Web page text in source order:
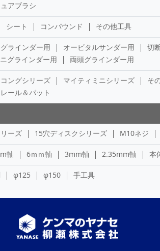
アブラシ
シート コンパウンド その他工具
ラインダー用 オービタルサンダー用 切
グラインダー用
両頭グラインダー用
ングシリーズ マイティミニシリーズ そ
ール＆パット
ーズ 15穴ディスクシリーズ M10ネジ
軸 6ｍｍ軸 3mm軸 2.35mm軸 本
φ125 φ150 手工具